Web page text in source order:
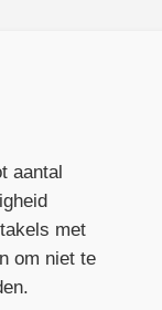
aantal
met
om niet te